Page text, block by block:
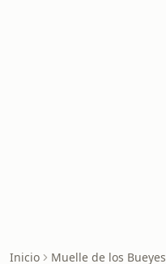
Inicio Muelle de los Bueyes